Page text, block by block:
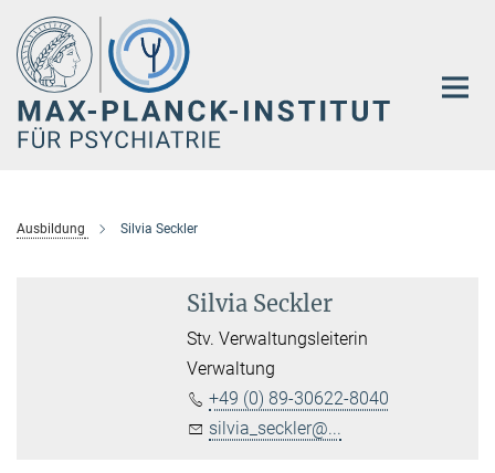
Hauptinhalt
Ausbildung Silvia Seckler
Silvia Seckler
Stv. Verwaltungsleiterin
Verwaltung
+49 (0) 89-30622-8040
silvia_seckler@...